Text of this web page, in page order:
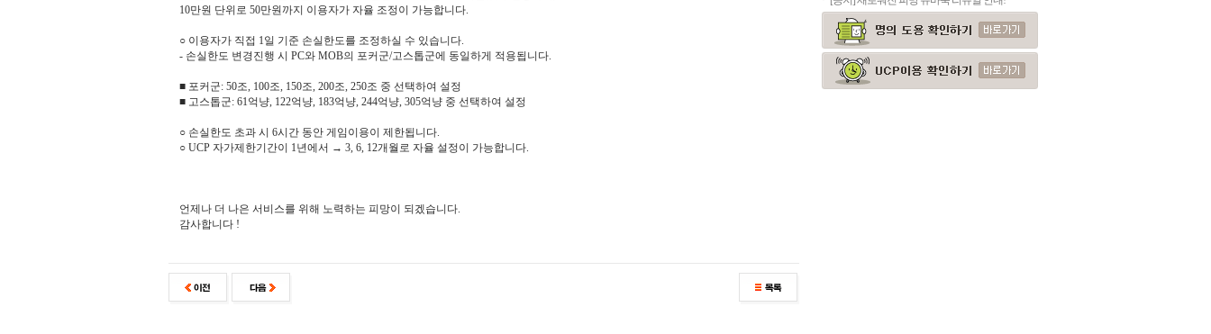
10만원 단위로 50만원까지 이용자가 자율 조정이 가능합니다.
○ 이용자가 직접 1일 기준 손실한도를 조정하실 수 있습니다.
- 손실한도 변경진행 시 PC와 MOB의 포커군/고스톱군에 동일하게 적용됩니다.
■ 포커군: 50조, 100조, 150조, 200조, 250조 중 선택하여 설정
■ 고스톱군: 61억냥, 122억냥, 183억냥, 244억냥, 305억냥 중 선택하여 설정
○ 손실한도 초과 시 6시간 동안 게임이용이 제한됩니다.
○ UCP 자가제한기간이 1년에서 → 3, 6, 12개월로 자율 설정이 가능합니다.
언제나 더 나은 서비스를 위해 노력하는 피망이 되겠습니다.
감사합니다 !